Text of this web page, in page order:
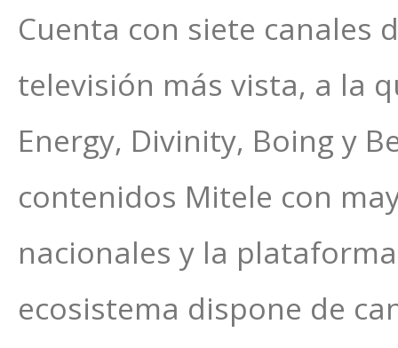
Cuenta con siete canales
televisión más vista, a la
Energy, Divinity, Boing y
contenidos Mitele con
nacionales y la
ecosistema dispone de